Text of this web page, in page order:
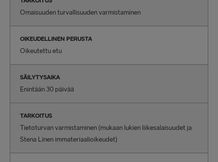
Omaisuuden turvallisuuden varmistaminen
OIKEUDELLINEN PERUSTA
Oikeutettu etu
SÄILYTYSAIKA
Enintään 30 päivää
TARKOITUS
Tietoturvan varmistaminen (mukaan lukien liikesalaisuudet ja
Stena Linen immateriaalioikeudet)